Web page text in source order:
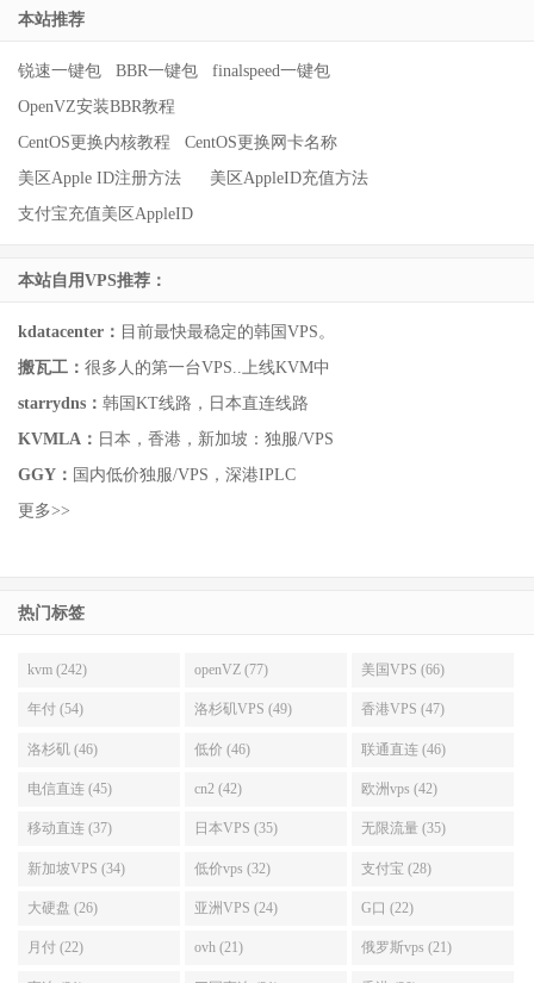
本站推荐
锐速一键包 BBR一键包
finalspeed一键包
OpenVZ安装BBR教程
CentOS更换内核教程
CentOS更换网卡名称
美区Apple ID注册方法
美区AppleID充值方法
支付宝充值美区AppleID
本站自用VPS推荐：
kdatacenter： 目前最快最稳定的韩国VPS。
搬瓦工： 很多人的第一台VPS..上线KVM中
starrydns： 韩国KT线路，日本直连线路
KVMLA： 日本，香港，新加坡：独服/VPS
GGY： 国内低价独服/VPS，深港IPLC
更多>>
热门标签
kvm (242) openVZ (77) 美国VPS (66)
年付 (54) 洛杉矶VPS (49) 香港VPS (47)
洛杉矶 (46) 低价 (46) 联通直连 (46)
电信直连 (45) cn2 (42) 欧洲vps (42)
移动直连 (37) 日本VPS (35) 无限流量 (35)
新加坡VPS (34) 低价vps (32) 支付宝 (28)
大硬盘 (26) 亚洲VPS (24) G口 (22)
月付 (22) ovh (21) 俄罗斯vps (21)